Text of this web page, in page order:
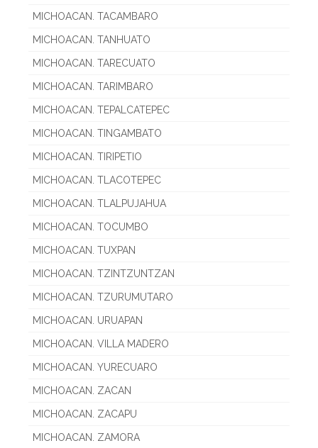
MICHOACAN. TACAMBARO
MICHOACAN. TANHUATO
MICHOACAN. TARECUATO
MICHOACAN. TARIMBARO
MICHOACAN. TEPALCATEPEC
MICHOACAN. TINGAMBATO
MICHOACAN. TIRIPETIO
MICHOACAN. TLACOTEPEC
MICHOACAN. TLALPUJAHUA
MICHOACAN. TOCUMBO
MICHOACAN. TUXPAN
MICHOACAN. TZINTZUNTZAN
MICHOACAN. TZURUMUTARO
MICHOACAN. URUAPAN
MICHOACAN. VILLA MADERO
MICHOACAN. YURECUARO
MICHOACAN. ZACAN
MICHOACAN. ZACAPU
MICHOACAN. ZAMORA